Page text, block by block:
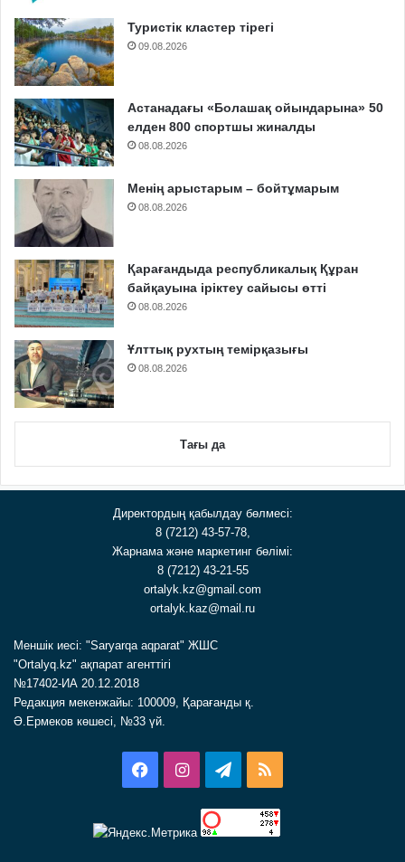
Туристік кластер тірегі
09.08.2026
Астанадағы «Болашақ ойындарына» 50
елден 800 спортшы жиналды
08.08.2026
Менің арыстарым – бойтұмарым
08.08.2026
Қарағандыда республикалық Құран
байқауына іріктеу сайысы өтті
08.08.2026
Ұлттық рухтың темірқазығы
08.08.2026
Тағы да
Директордың қабылдау бөлмесі:
8 (7212) 43-57-78,
Жарнама және маркетинг бөлімі:
8 (7212) 43-21-55
ortalyk.kz@gmail.com
ortalyk.kaz@mail.ru
Меншік иесі: "Saryarqa aqparat" ЖШС
"Ortalyq.kz" ақпарат агенттігі
№17402-ИА 20.12.2018
Редакция мекенжайы: 100009, Қарағанды қ.
Ә.Ермеков көшесі, №33 үй.
FacebookInstagramTelegram